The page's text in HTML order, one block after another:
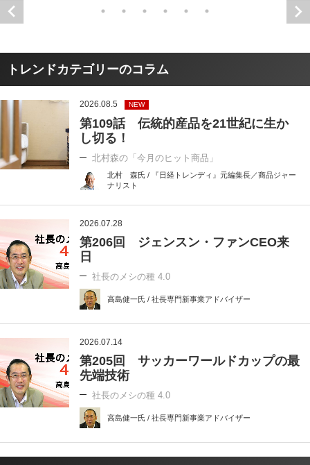
トレンドカテゴリーのコラム
2026.08.5 NEW
第109話 伝統的産品を21世紀に生か
し切る！
北村森の「今月のヒット商品」
北村 森氏 / 『日経トレンディ』元編集長／商品ジャー
ナリスト
2026.07.28
第206回 ジェンスン・ファンCEO来
日
社長のメシの種 4.0
高島健一氏 / 社長専門新事業アドバイザー
2026.07.14
第205回 サッカーワールドカップの最
先端技術
社長のメシの種 4.0
高島健一氏 / 社長専門新事業アドバイザー